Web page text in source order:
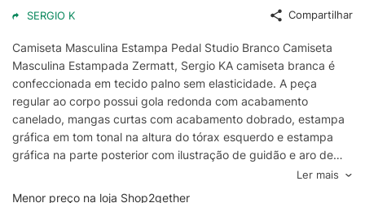
SERGIO K Compartilhar
Camiseta Masculina Estampa Pedal Studio Branco Camiseta
Masculina Estampada Zermatt, Sergio KA camiseta branca é
confeccionada em tecido palno sem elasticidade. A peça
regular ao corpo possui gola redonda com acabamento
canelado, mangas curtas com acabamento dobrado, estampa
gráfica em tom tonal na altura do tórax esquerdo e estampa
gráfica na parte posterior com ilustração de guidão e aro de
bicicleta em preto, com os dizeres "Pedal. / SK Studio / Feeling
the Explorer / Types of Bicycle" em preto, com barra reta.- Gola
Ler mais
Menor preço na loja Shop2gether